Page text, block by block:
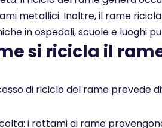
metallici. Inoltre, il rame
in ospedali, scuole e luoghi
si ricicla il
di riciclo del rame prevede
i rottami di rame